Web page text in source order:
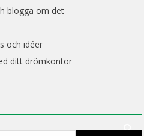
blogga om det
och idéer
ditt drömkontor